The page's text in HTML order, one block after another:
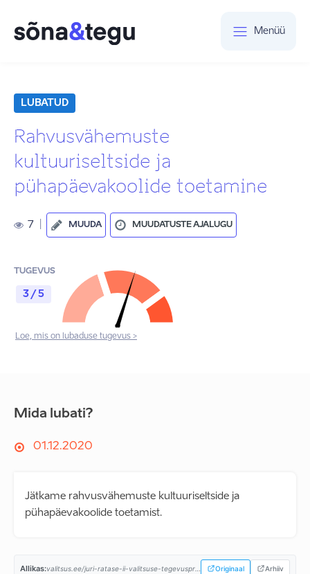
Menüü
LUBATUD
Rahvusvähemuste
kultuuriseltside ja
pühapäevakoolide toetamine
7 MUUDA MUUDATUSTE AJALUGU
TUGEVUS
3 / 5
Loe, mis on lubaduse tugevus >
Mida lubati?
01.12.2020
Jätkame rahvusvähemuste kultuuriseltside ja
pühapäevakoolide toetamist.
Allikas: Originaal Arhiiv